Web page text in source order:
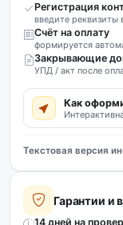
Регистрация
введите реквизиты
Счёт на оплату
формируется
Закрывающие
УПД / акт после
Как
Текстовая версия
Гарантии и
14 дней на